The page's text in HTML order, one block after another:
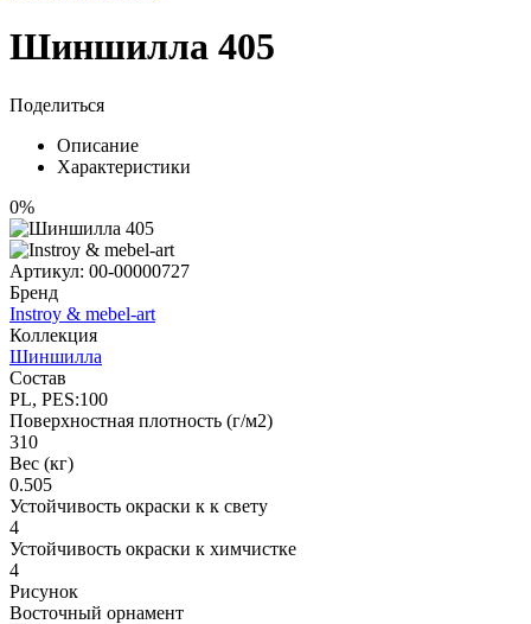
Шиншилла 405
Поделиться
Описание
Характеристики
0%
Артикул: 00-00000727
Бренд
Instroy & mebel-art
Коллекция
Шиншилла
Состав
PL, PES:100
Поверхностная плотность (г/м2)
310
Вес (кг)
0.505
Устойчивость окраски к к свету
4
Устойчивость окраски к химчистке
4
Рисунок
Восточный орнамент